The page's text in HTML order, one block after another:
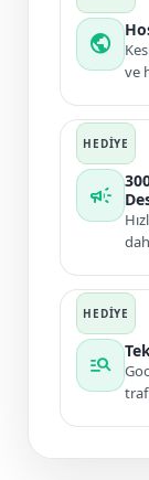
public
ve
campaign
manage_search